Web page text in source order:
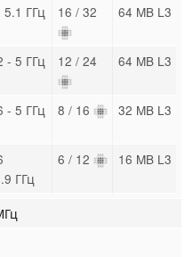
5.1 ГГц 16 / 32 64 MB L3
- 5 ГГц 12 / 24 64 MB L3
- 5 ГГц 8 / 16 32 MB L3
ГГц
6 / 12 16 MB L3